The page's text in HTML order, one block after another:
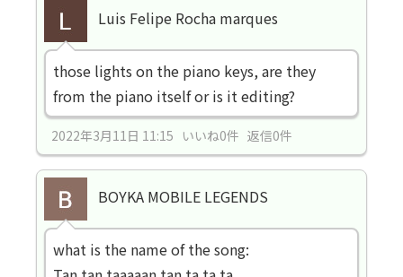
Luis Felipe Rocha marques
those lights on the piano keys, are they
from the piano itself or is it editing?
2022年3月11日 11:15 いいね0件 返信0件
BOYKA MOBILE LEGENDS
what is the name of the song: